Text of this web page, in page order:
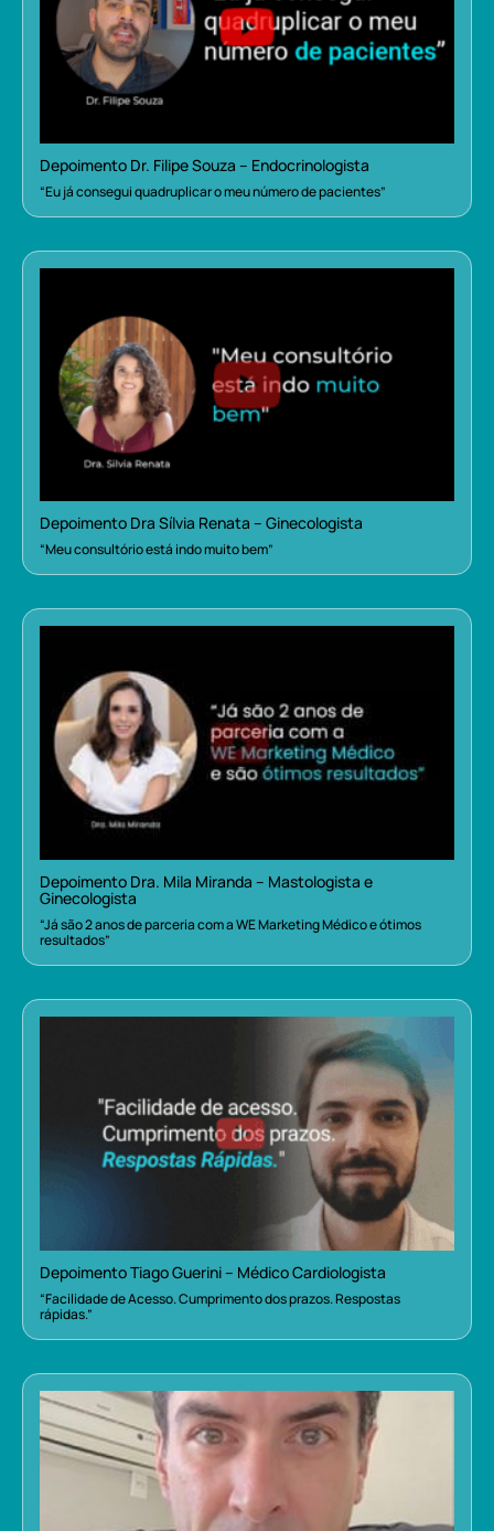
Depoimento Dr. Filipe Souza – Endocrinologista
“Eu já consegui quadruplicar o meu número de pacientes”
Depoimento Dra Sílvia Renata – Ginecologista
“Meu consultório está indo muito bem”
Depoimento Dra. Mila Miranda – Mastologista e
Ginecologista
“Já são 2 anos de parceria com a WE Marketing Médico e ótimos
resultados”
Depoimento Tiago Guerini – Médico Cardiologista
“Facilidade de Acesso. Cumprimento dos prazos. Respostas
rápidas.”